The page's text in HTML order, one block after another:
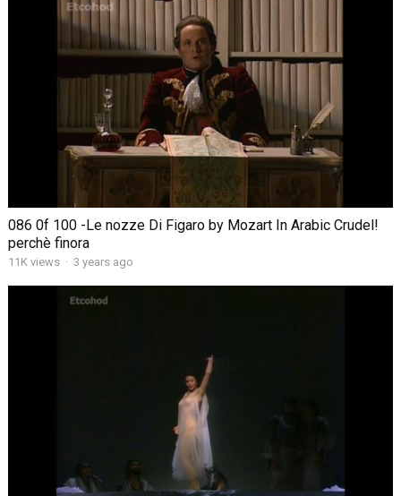
086 0f 100 -Le nozze Di Figaro by Mozart In Arabic Crudel!
perchè finora
11K views · 3 years ago